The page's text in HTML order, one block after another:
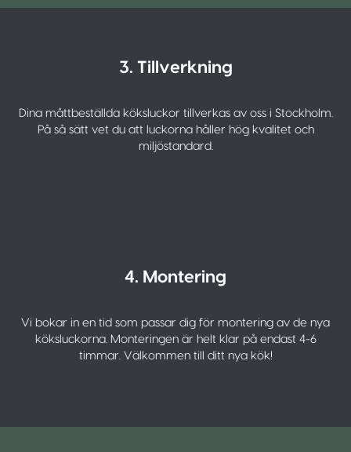
3. Tillverkning
Dina måttbeställda köksluckor tillverkas av oss i Stockholm.
På så sätt vet du att luckorna håller hög kvalitet och
miljöstandard.
4. Montering
Vi bokar in en tid som passar dig för montering av de nya
köksluckorna. Monteringen är helt klar på endast 4-6
timmar. Välkommen till ditt nya kök!